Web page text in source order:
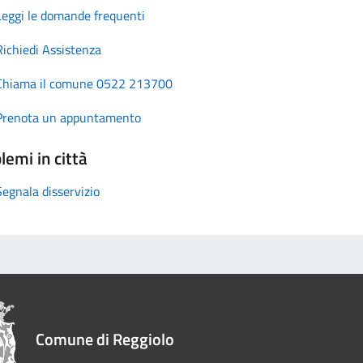
le domande frequenti
Assistenza
il comune 0522 213700
un appuntamento
in città
disservizio
Comune di Reggiolo